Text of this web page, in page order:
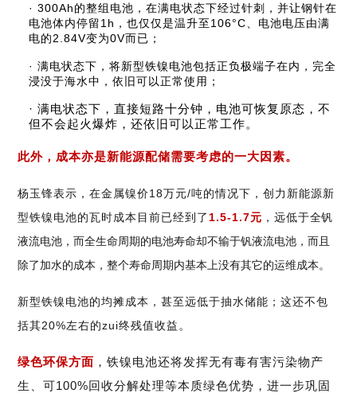
· 300Ah的整组电池，在满电状态下经过针刺，并让钢针在
电池体内停留1h，也仅仅是温升至106°C、电池电压由满
电的2.84V变为0V而已；
· 满电状态下，将新型铁镍电池包括正负极端子在内，完全
浸没于海水中，依旧可以正常使用；
· 满电状态下，直接短路十分钟，电池可恢复原态，不
但不会起火爆炸，还依旧可以正常工作。
此外，成本亦是新能源配储需要考虑的一大因素。
杨玉锋表示，在金属镍价18万元/吨的情况下，创力新能源新
型铁镍电池的瓦时成本目前已经到 了 1.5-1.7元 ， 远低于全钒
液流电池，而全生命周期的电池寿命却不输于钒液流电池，而且
除了加水的成本，整个寿命周期内基本上没有其它的运维成本。
新型铁镍电池的均摊成本，甚至远低于抽水储能；这还不包
括其20%左右的zui终残值收益 。
绿色环保方面 ，铁镍电池还将发挥无有毒有害污染物产
生、可100%回收分解处理等本质绿色优势，进一步巩固